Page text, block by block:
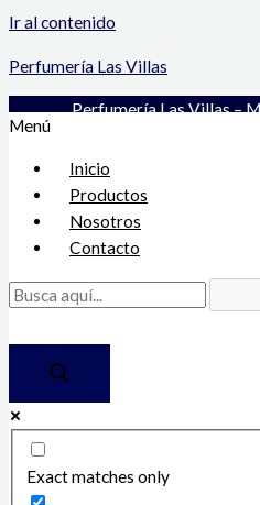
Ir al contenido
Perfumería Las Villas
Perfumería Las Villas –
Menú
Inicio
Productos
Nosotros
Contacto
Exact matches only